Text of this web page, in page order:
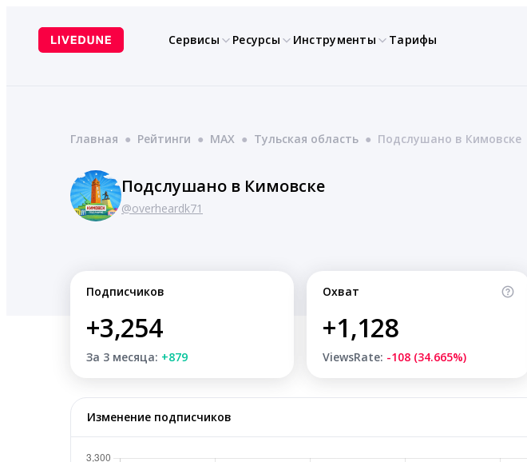
содержимому
Сервисы Ресурсы Инструменты Тарифы
Главная ● Рейтинги ● MAX ● Тульская область ● Подслушано в Кимовске
Подслушано в Кимовске
@overheardk71
Подписчиков
+3,254
За 3 месяца: +879
Охват
+1,128
ViewsRate: -108 (34.665%)
Изменение подписчиков